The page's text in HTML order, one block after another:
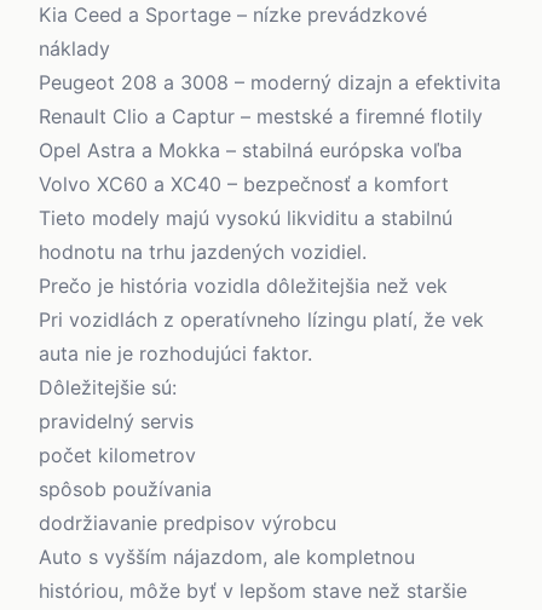
Kia Ceed a Sportage – nízke prevádzkové
náklady
Peugeot 208 a 3008 – moderný dizajn a efektivita
Renault Clio a Captur – mestské a firemné flotily
Opel Astra a Mokka – stabilná európska voľba
Volvo XC60 a XC40 – bezpečnosť a komfort
Tieto modely majú vysokú likviditu a stabilnú
hodnotu na trhu jazdených vozidiel.
Prečo je história vozidla dôležitejšia než vek
Pri vozidlách z operatívneho lízingu platí, že vek
auta nie je rozhodujúci faktor.
Dôležitejšie sú:
pravidelný servis
počet kilometrov
spôsob používania
dodržiavanie predpisov výrobcu
Auto s vyšším nájazdom, ale kompletnou
históriou, môže byť v lepšom stave než staršie